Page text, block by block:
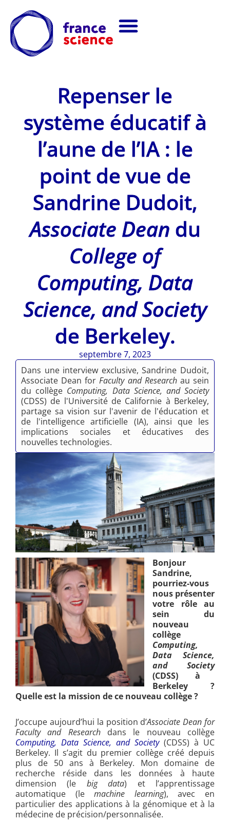
Repenser le
système éducatif à
l’aune de l’IA : le
point de vue de
Sandrine Dudoit,
Associate Dean du
College of
Computing, Data
Science, and Society
de Berkeley.
septembre 7, 2023
Dans une interview exclusive, Sandrine Dudoit,
Associate Dean forFaculty and Researchau sein
du collège Computing, Data Science, and Society
(CDSS) de l'Université de Californie à Berkeley,
partage sa vision sur l'avenir de l'éducation et
de l'intelligence artificielle (IA), ainsi que les
implications sociales et éducatives des
nouvelles technologies.
Bonjour
Sandrine,
pourriez-vous
nous présenter
votre rôle au
sein du
nouveau
collège
Computing,
Data Science,
and Society
(CDSS) à
Berkeley ?
Quelle est la mission de ce nouveau collège ?
J’occupe aujourd’hui la position d’Associate Dean for
Faculty and Researchdans le nouveau collège
Computing, Data Science, and Society(CDSS) à UC
Berkeley. Il s’agit du premier collège créé depuis
plus de 50 ans à Berkeley. Mon domaine de
recherche réside dans les données à haute
dimension (le big data) et l’apprentissage
automatique (lemachine learning), avec en
particulier des applications à la génomique et à la
médecine de précision/personnalisée.